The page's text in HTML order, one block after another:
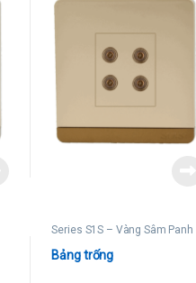
Series S1S – Vàng Sâm Panh
Bảng trống